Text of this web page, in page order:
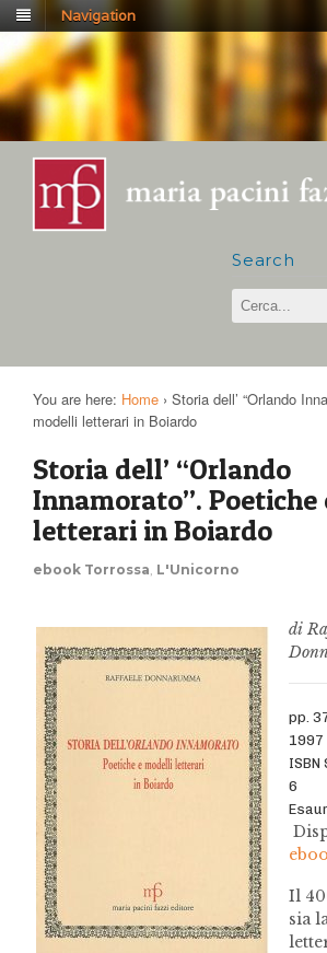
Navigation
Search
You are here: Home › Storia dell’ “Orlando
modelli letterari in Boiardo
Storia dell’ “Orlando
Innamorato”.
letterari in Boiardo
ebook Torrossa L'Unicorno
di
pp.
1997
6
Il
sia